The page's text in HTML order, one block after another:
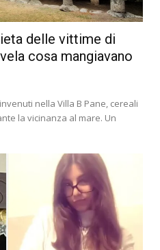
delle vittime di
cosa mangiavano
nella Villa B Pane, cereali
la vicinanza al mare. Un